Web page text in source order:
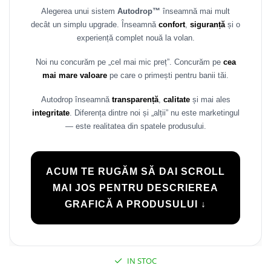
Rame adaptoare Daihatsu
Rame adaptoare Mazda
Rame adaptoare Kia
Rame adaptoare Alfa Romeo
Rame adaptoare Nissan
Rame adaptoare Fiat
Rame adaptoare Chevrolet
Rame adaptoare Mitsubishi
Alegerea unui sistem Autodrop™ înseamnă mai mult
decât un simplu upgrade. Înseamnă confort, siguranțăși o
experiență complet nouă la volan.
Noi nu concurăm pe „cel mai mic preț”. Concurăm pe cea
mai mare valoare pe care o primești pentru banii tăi.
Autodrop înseamnă transparență, calitateși mai ales
integritate. Diferența dintre noi și „alții” nu este marketingul
— este realitatea din spatele produsului.
ACUM TE RUGĂM SĂ DAI SCROLL
MAI JOS PENTRU DESCRIEREA
GRAFICĂ A PRODUSULUI ↓
IN STOC